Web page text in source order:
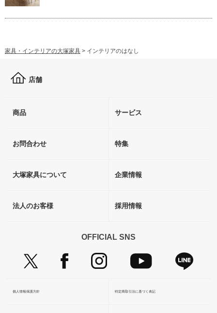
家具・インテリアの大塚家具 > インテリアのはなし
店舗
商品 サービス
お問合わせ 特集
大塚家具について 企業情報
法人のお客様 採用情報
OFFICIAL SNS
個人情報保護方針 特定商取引法に基づく表記